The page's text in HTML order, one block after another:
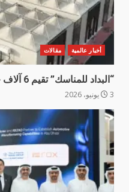
أخبار عالمية مقالات
“البداد للمناسك” تقيم 6 آلاف خيمة في موسم حج 2026
3 يونيو، 2026